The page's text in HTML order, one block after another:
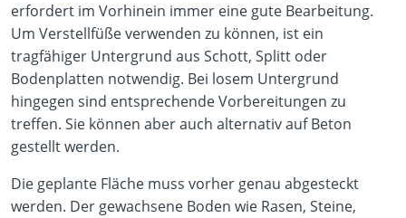
erfordert im Vorhinein immer eine gute Bearbeitung.
Um Verstellfüße verwenden zu können, ist ein
tragfähiger Untergrund aus Schott, Splitt oder
Bodenplatten notwendig. Bei losem Untergrund
hingegen sind entsprechende Vorbereitungen zu
treffen. Sie können aber auch alternativ auf Beton
gestellt werden.
Die geplante Fläche muss vorher genau abgesteckt
werden. Der gewachsene Boden wie Rasen, Steine,